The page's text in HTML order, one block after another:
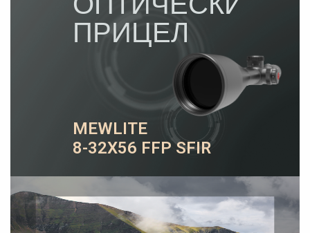
ПРИЦЕЛ
MEWLITE
8-32X56 FFP SFIR